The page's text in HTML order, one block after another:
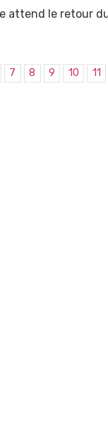
attend le retour
7 8 9 10 11